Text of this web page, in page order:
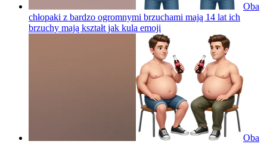
Oba
chłopaki z bardzo ogromnymi brzuchami mają 14 lat ich
brzuchy mają kształt jak kula emoji
Oba